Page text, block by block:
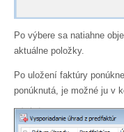
Po výbere sa natiahne
aktuálne položky.
Po uložení faktúry
ponúknutá, je možné ju v